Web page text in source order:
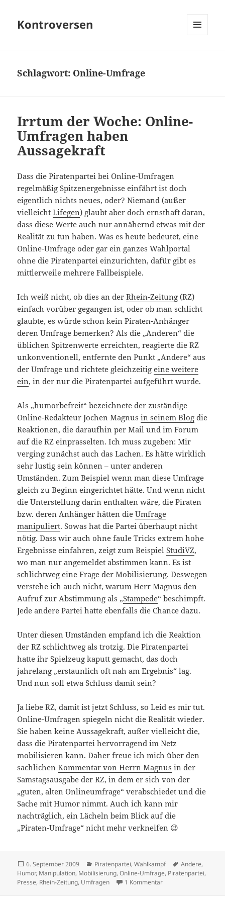
Kontroversen
Schlagwort: Online-Umfrage
Irrtum der Woche: Online-
Umfragen haben
Aussagekraft
Dass die Piratenpartei bei Online-Umfragen
regelmäßig Spitzenergebnisse einfährt ist doch
eigentlich nichts neues, oder? Niemand (außer
vielleichtLifegen) glaubt aber doch ernsthaft daran,
dass diese Werte auch nur annähernd etwas mit der
Realität zu tun haben. Was es heute bedeutet, eine
Online-Umfrage oder gar ein ganzes Wahlportal
ohne die Piratenpartei einzurichten, dafür gibt es
mittlerweile mehrere Fallbeispiele.
Ich weiß nicht, ob dies an derRhein-Zeitung (RZ)
einfach vorüber gegangen ist, oder ob man schlicht
glaubte, es würde schon kein Piraten-Anhänger
deren Umfrage bemerken? Als die „Anderen“ die
üblichen Spitzenwerte erreichten, reagierte die RZ
unkonventionell, entfernte den Punkt „Andere“ aus
der Umfrage und richtete gleichzeitigeine weitere
ein, in der nur die Piratenpartei aufgeführt wurde.
Als „humorbefreit“ bezeichnete der zuständige
Online-Redakteur Jochen Magnusin seinem Blog die
Reaktionen, die daraufhin per Mail und im Forum
auf die RZ einprasselten. Ich muss zugeben: Mir
verging zunächst auch das Lachen. Es hätte wirklich
sehr lustig sein können – unter anderen
Umständen. Zum Beispiel wenn man diese Umfrage
gleich zu Beginn eingerichtet hätte. Und wenn nicht
die Unterstellung darin enthalten wäre, die Piraten
bzw. deren Anhänger hätten dieUmfrage
manipuliert. Sowas hat die Partei überhaupt nicht
nötig. Dass wir auch ohne faule Tricks extrem hohe
Ergebnisse einfahren, zeigt zum BeispielStudiVZ,
wo man nur angemeldet abstimmen kann. Es ist
schlichtweg eine Frage der Mobilisierung. Deswegen
verstehe ich auch nicht, warum Herr Magnus den
Aufruf zur Abstimmung als „Stampede“ beschimpft.
Jede andere Partei hatte ebenfalls die Chance dazu.
Unter diesen Umständen empfand ich die Reaktion
der RZ schlichtweg als trotzig. Die Piratenpartei
hatte ihr Spielzeug kaputt gemacht, das doch
jahrelang „erstaunlich oft nah am Ergebnis“ lag.
Und nun soll etwa Schluss damit sein?
Ja liebe RZ, damit ist jetzt Schluss, so Leid es mir tut.
Online-Umfragen spiegeln nicht die Realität wieder.
Sie haben keine Aussagekraft, außer vielleicht die,
dass die Piratenpartei hervorragend im Netz
mobilisieren kann. Daher freue ich mich über den
sachlichenKommentar von Herrn Magnus in der
Samstagsausgabe der RZ, in dem er sich von der
„guten, alten Onlineumfrage“ verabschiedet und die
Sache mit Humor nimmt. Auch ich kann mir
nachträglich, ein Lächeln beim Blick auf die
„Piraten-Umfrage“ nicht mehr verkneifen 😉
Veröffentlicht
am
6. September 2009 Kategorien
Piratenpartei,Wahlkampf Schlagwörter
Andere,
Humor, Manipulation, Mobilisierung,Online-Umfrage, Piratenpartei,
Presse, Rhein-Zeitung, Umfragen 1 Kommentarzu Irrtum der Woche: